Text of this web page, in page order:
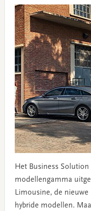
Het Business
modellengamma
Limousine, de nieuwe
hybride modellen.